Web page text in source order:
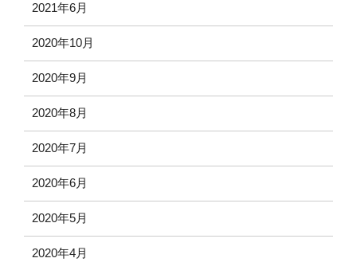
2021年6月
2020年10月
2020年9月
2020年8月
2020年7月
2020年6月
2020年5月
2020年4月